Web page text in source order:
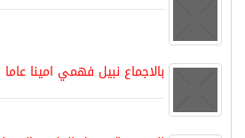
بالاجماع نبيل فهمي امينا عاما